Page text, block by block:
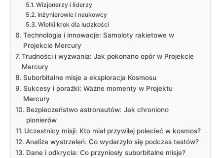
Wizjonerzy i liderzy
Inżynierowie i naukowcy
Wielki krok dla ludzkości
Technologia i innowacje: Samoloty rakietowe w
Projekcie Mercury
Trudności i wyzwania: Jak pokonano opór w Projekcie
Mercury
Suborbitalne misje a eksploracja Kosmosu
Sukcesy i porażki: Ważne momenty w Projektu
Mercury
Bezpieczeństwo astronautów: Jak chroniono
pionierów
Uczestnicy misji: Kto miał przywilej polecieć w kosmos?
Analiza wystrzeleń: Co wydarzyło się podczas testów?
Dane i odkrycia: Co przyniosły suborbitalne misje?